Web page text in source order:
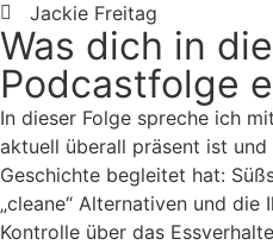
Jackie Freitag
Was dich in
Podcastfolge
In dieser Folge spreche ich
aktuell überall präsent ist
Geschichte begleitet hat:
„cleane“ Alternativen und die
Kontrolle über das